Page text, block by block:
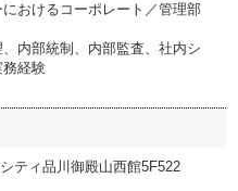
おけるコーポレート／管理部
内部統制、内部監査、社内シ
務経験
ティ品川御殿山西館5F522